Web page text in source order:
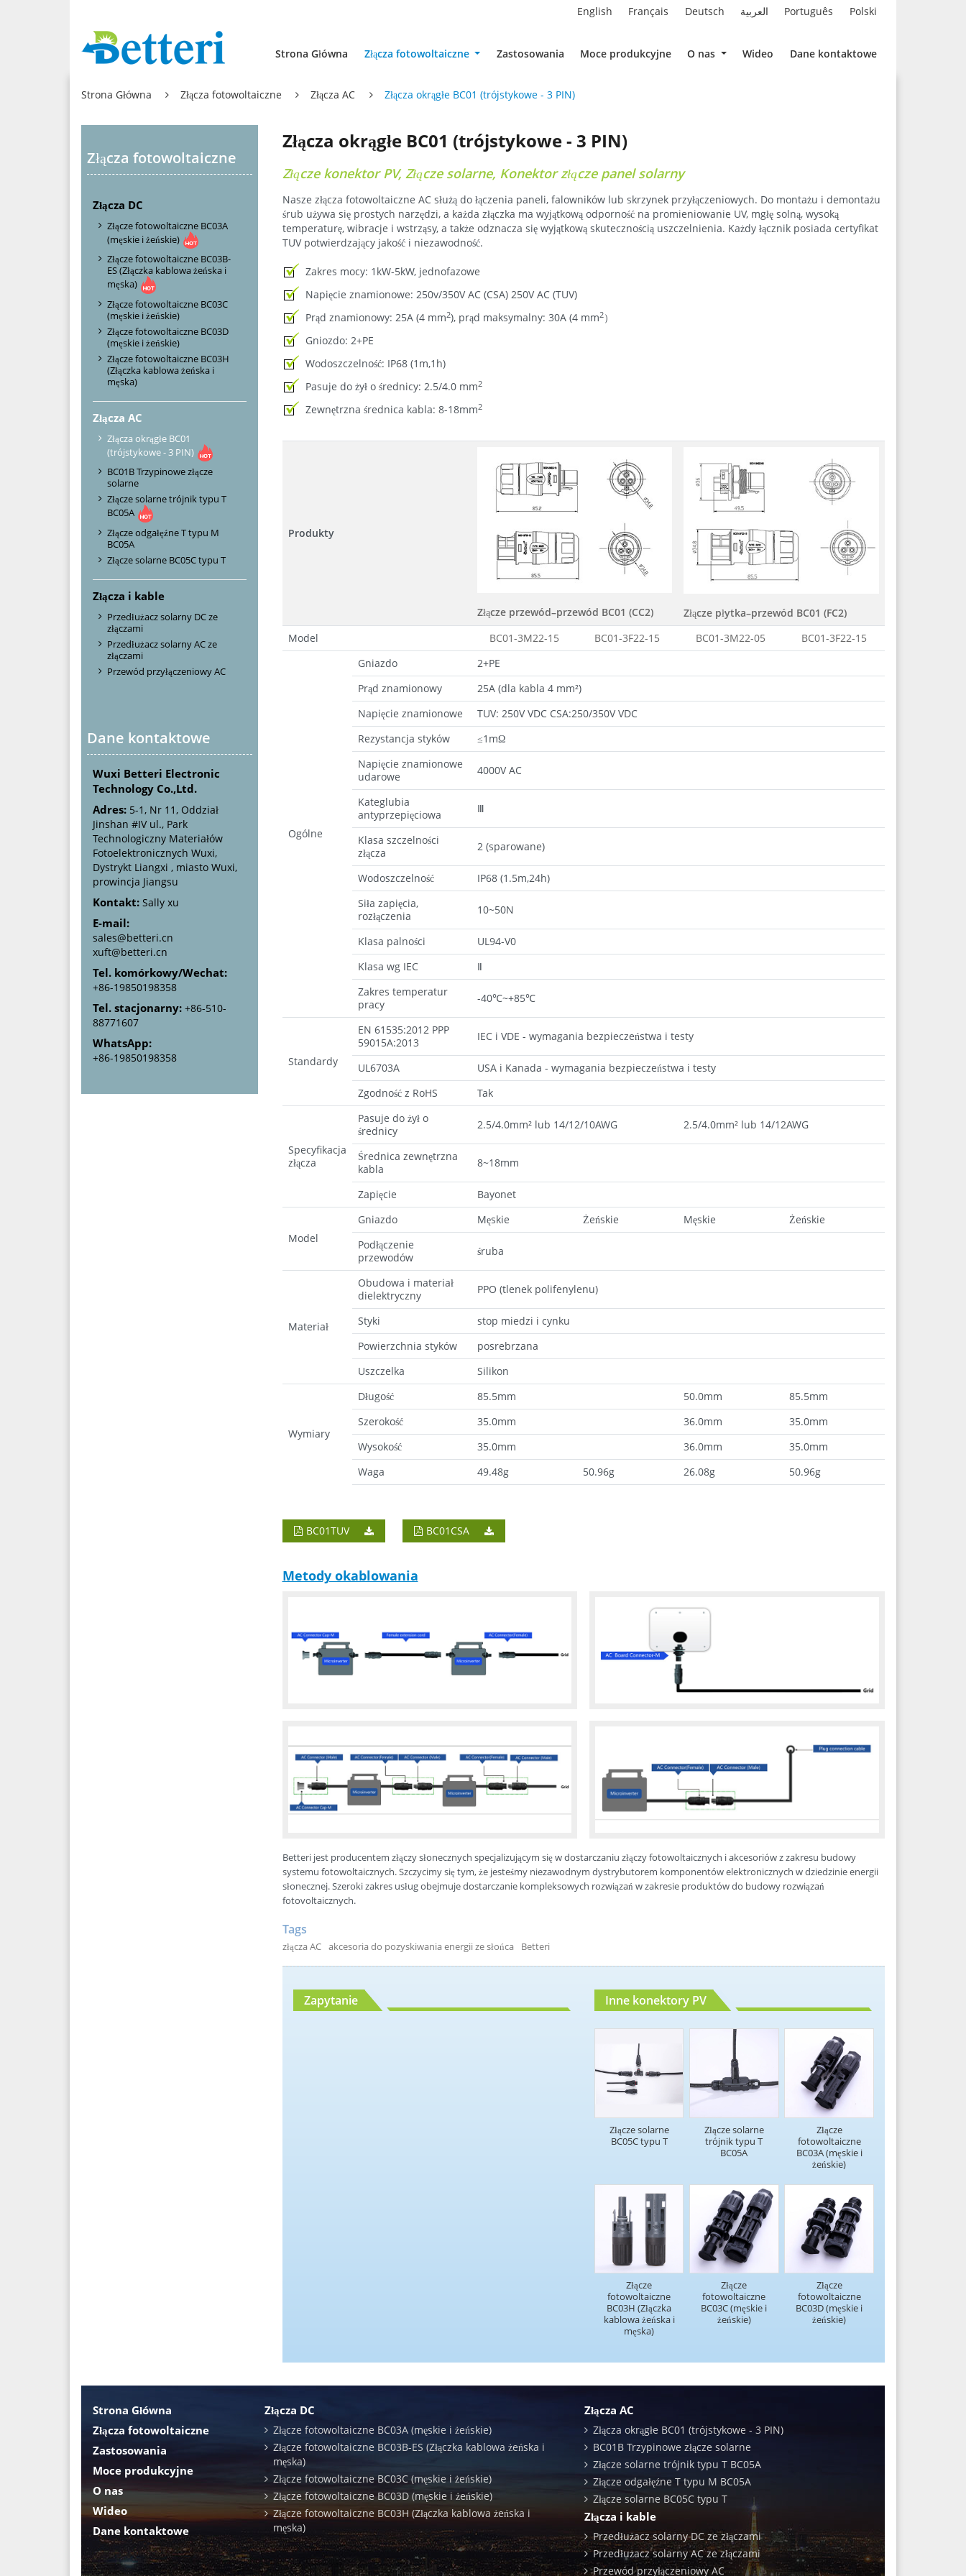
English Français Deutsch العربية Português Polski
Strona Główna Złącza fotowoltaiczne Zastosowania Moce produkcyjne O nas Wideo Dane kontaktowe
Strona Główna Złącza fotowoltaiczne Złącza AC Złącza okrągłe BC01 (trójstykowe - 3 PIN)
Złącza okrągłe BC01 (trójstykowe - 3 PIN)
Złącze konektor PV, Złącze solarne, Konektor złącze panel solarny
Nasze złącza fotowoltaiczne AC służą do łączenia paneli, falowników lub skrzynek przyłączeniowych. Do montażu i demontażu
śrub używa się prostych narzędzi, a każda złączka ma wyjątkową odporność na promieniowanie UV, mgłę solną, wysoką
temperaturę, wibracje i wstrząsy, a także odznacza się wyjątkową skutecznością uszczelnienia. Każdy łącznik posiada certyfikat
TUV potwierdzający jakość i niezawodność.
Zakres mocy: 1kW-5kW, jednofazowe
Napięcie znamionowe: 250v/350V AC (CSA) 250V AC (TUV)
Prąd znamionowy: 25A (4 mm2), prąd maksymalny: 30A (4 mm2）
Gniozdo: 2+PE
Wodoszczelność: IP68 (1m,1h)
Pasuje do żył o średnicy: 2.5/4.0 mm2
Zewnętrzna średnica kabla: 8-18mm2
Produkty
Złącze przewód–przewód BC01 (CC2)
Złącze płytka–przewód BC01 (FC2)
Model
BC01-3M22-15 BC01-3F22-15 BC01-3M22-05 BC01-3F22-15
Ogólne
Gniazdo
2+PE
Prąd znamionowy
25A (dla kabla 4 mm²)
Napięcie znamionowe
TUV: 250V VDC CSA:250/350V VDC
Rezystancja styków
≤1mΩ
Napięcie znamionowe
udarowe
4000V AC
Kateglubia
antyprzepięciowa
Ⅲ
Klasa szczelności
złącza
2 (sparowane)
Wodoszczelność
IP68 (1.5m,24h)
Siła zapięcia,
rozłączenia
10~50N
Klasa palności
UL94-V0
Klasa wg IEC
Ⅱ
Zakres temperatur
pracy
-40℃~+85℃
Standardy
EN 61535:2012 PPP
59015A:2013
IEC i VDE - wymagania bezpieczeństwa i testy
UL6703A
USA i Kanada - wymagania bezpieczeństwa i testy
Zgodność z RoHS
Tak
Specyfikacja
złącza
Pasuje do żył o
średnicy
2.5/4.0mm² lub 14/12/10AWG 2.5/4.0mm² lub 14/12AWG
Średnica zewnętrzna
kabla
8~18mm
Zapięcie Bayonet
Model
Gniazdo Męskie Żeńskie Męskie
Żeńskie
Podłączenie
przewodów
śruba
Materiał
Obudowa i materiał
dielektryczny
PPO (tlenek polifenylenu)
Styki
stop miedzi i cynku
Powierzchnia styków
posrebrzana
Uszczelka
Silikon
Wymiary
Długość 85.5mm 50.0mm
85.5mm
Szerokość
35.0mm 36.0mm
35.0mm
Wysokość
35.0mm 36.0mm
35.0mm
Waga
49.48g 50.96g 26.08g 50.96g
BC01TUV BC01CSA
Metody okablowania
Betteri jest producentem złączy słonecznych specjalizującym się w dostarczaniu złączy fotowoltaicznych i akcesoriów z zakresu budowy
systemu fotowoltaicznych. Szczycimy się tym, że jesteśmy niezawodnym dystrybutorem komponentów elektronicznych w dziedzinie energii
słonecznej. Szeroki zakres usług obejmuje dostarczanie kompleksowych rozwiązań w zakresie produktów do budowy rozwiązań
fotovoltaicznych.
Tags
złącza AC akcesoria do pozyskiwania energii ze słońca Betteri
Zapytanie Inne konektory PV
Złącze solarne
BC05C typu T
Złącze solarne
trójnik typu T
BC05A
Złącze
fotowoltaiczne
BC03A (męskie i
żeńskie)
Złącze
fotowoltaiczne
BC03H (Złączka
kablowa żeńska i
męska)
Złącze
fotowoltaiczne
BC03C (męskie i
żeńskie)
Złącze
fotowoltaiczne
BC03D (męskie i
żeńskie)
Złącza fotowoltaiczne
Złącza DC
Złącze fotowoltaiczne BC03A
(męskie i żeńskie)
Złącze fotowoltaiczne BC03B-
ES (Złączka kablowa żeńska i
męska)
Złącze fotowoltaiczne BC03C
(męskie i żeńskie)
Złącze fotowoltaiczne BC03D
(męskie i żeńskie)
Złącze fotowoltaiczne BC03H
(Złączka kablowa żeńska i
męska)
Złącza AC
Złącza okrągłe BC01
(trójstykowe - 3 PIN)
BC01B Trzypinowe złącze
solarne
Złącze solarne trójnik typu T
BC05A
Złącze odgałęźne T typu M
BC05A
Złącze solarne BC05C typu T
Złącza i kable
Przedłużacz solarny DC ze
złączami
Przedłużacz solarny AC ze
złączami
Przewód przyłączeniowy AC
Dane kontaktowe
Wuxi Betteri Electronic
Technology Co.,Ltd.
Adres: 5-1, Nr 11, Oddział
Jinshan #IV ul., Park
Technologiczny Materiałów
Fotoelektronicznych Wuxi,
Dystrykt Liangxi , miasto Wuxi,
prowincja Jiangsu
Kontakt: Sally xu
E-mail:
sales@betteri.cn
xuft@betteri.cn
Tel. komórkowy/Wechat:
+86-19850198358
Tel. stacjonarny: +86-510-
88771607
WhatsApp:
+86-19850198358
Strona Główna
Złącza fotowoltaiczne
Zastosowania
Moce produkcyjne
O nas
Wideo
Dane kontaktowe
Złącza DC
Złącze fotowoltaiczne BC03A (męskie i żeńskie)
Złącze fotowoltaiczne BC03B-ES (Złączka kablowa żeńska i
męska)
Złącze fotowoltaiczne BC03C (męskie i żeńskie)
Złącze fotowoltaiczne BC03D (męskie i żeńskie)
Złącze fotowoltaiczne BC03H (Złączka kablowa żeńska i
męska)
Złącza AC
Złącza okrągłe BC01 (trójstykowe - 3 PIN)
BC01B Trzypinowe złącze solarne
Złącze solarne trójnik typu T BC05A
Złącze odgałęźne T typu M BC05A
Złącze solarne BC05C typu T
Złącza i kable
Przedłużacz solarny DC ze złączami
Przedłużacz solarny AC ze złączami
Przewód przyłączeniowy AC